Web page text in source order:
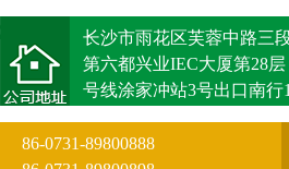
长沙市雨花区芙蓉中路三
第六都兴业IEC大厦第28层
号线涂家冲站3号出口南行
86-0731-89800888